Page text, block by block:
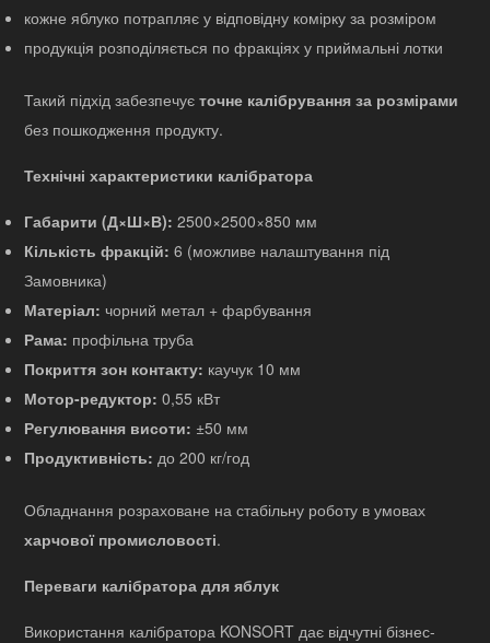
кожне яблуко потрапляє у відповідну комірку за розміром
продукція розподіляється по фракціях у приймальні лотки
Такий підхід забезпечуєточне калібрування за розмірами
без пошкодження продукту.
Технічні характеристики калібратора
Габарити (Д×Ш×В): 2500×2500×850 мм
Кількість фракцій: 6 (можливе налаштування під
Замовника)
Матеріал: чорний метал + фарбування
Рама: профільна труба
Покриття зон контакту: каучук 10 мм
Мотор-редуктор: 0,55 кВт
Регулювання висоти: ±50 мм
Продуктивність: до 200 кг/год
Обладнання розраховане на стабільну роботу в умовах
харчової промисловості.
Переваги калібратора для яблук
Використання калібратора KONSORT дає відчутні бізнес-